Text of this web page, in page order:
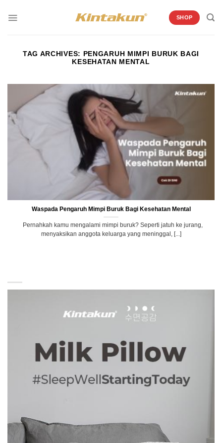
SHOP
TAG ARCHIVES: PENGARUH MIMPI BURUK BAGI
KESEHATAN MENTAL
Waspada Pengaruh Mimpi Buruk Bagi Kesehatan Mental
Pernahkah kamu mengalami mimpi buruk? Seperti jatuh ke jurang,
menyaksikan anggota keluarga yang meninggal, [...]